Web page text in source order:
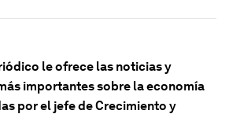
le ofrece las noticias y
importantes sobre la economía
por el jefe de Crecimiento y